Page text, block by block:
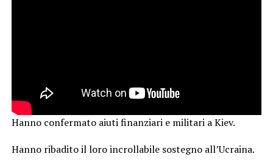
Hanno confermato aiuti finanziari e militari a Kiev.
Hanno ribadito il loro incrollabile sostegno all’Ucraina.